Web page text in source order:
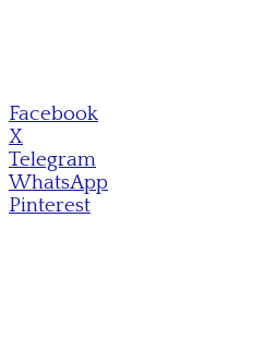
Facebook
X
Telegram
WhatsApp
Pinterest